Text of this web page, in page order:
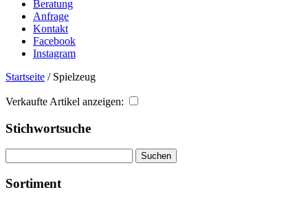
Beratung
Anfrage
Kontakt
Facebook
Instagram
Startseite / Spielzeug
Verkaufte Artikel anzeigen:
Stichwortsuche
nach:
Sortiment